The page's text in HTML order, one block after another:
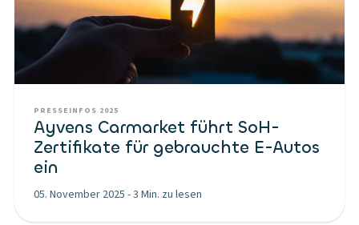
PRESSEINFOS 2025
Ayvens Carmarket führt SoH-
Zertifikate für gebrauchte E-Autos
ein
05. November 2025 -3 Min. zu lesen